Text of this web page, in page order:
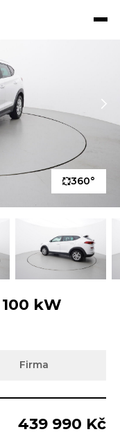
360°
100 kW
Firma
439 990 Kč